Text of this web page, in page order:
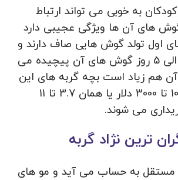
به خوبی می تواند ارتباط
های آن ها ویژگی عجیبی دارد
اول تولد گوش هایی صاف دارند و
بعد از گذشت 3 الی 5 روز گوش های آن پیچیده می
هم زیاد است بچه گربه های این
نژاد به قیمت 1000 تا 3000 دلار یا همان 3.7 تا 11
می شوند.
ترین نژاد گربه
مستقل به حساب می آید و مو های